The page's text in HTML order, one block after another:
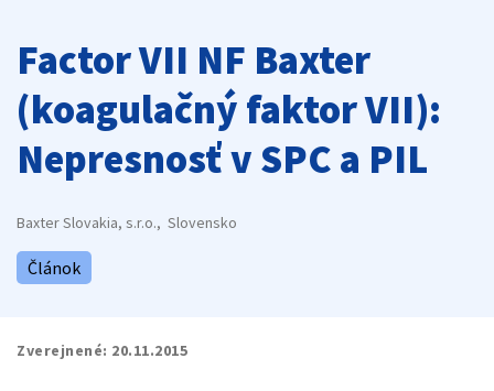
Factor VII NF Baxter
(koagulačný faktor VII):
Nepresnosť v SPC a PIL
Baxter Slovakia, s.r.o., Slovensko
Článok
Zverejnené: 20.11.2015